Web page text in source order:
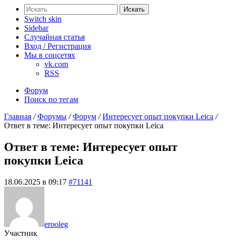
Искать
Switch skin
Sidebar
Случайная статья
Вход / Регистрация
Мы в соцсетях
vk.com
RSS
Форум
Поиск по тегам
Главная / Форумы / Форум / Интересует опыт покупки Leica /
Ответ в теме: Интересует опыт покупки Leica
Ответ в теме: Интересует опыт
покупки Leica
18.06.2025 в 09:17 #71141
erooleg
Участник